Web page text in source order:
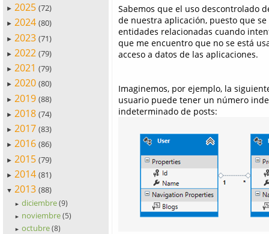
► 2025 (72)
► 2024 (80)
► 2023 (71)
► 2022 (79)
► 2021 (79)
► 2020 (80)
► 2019 (88)
► 2018 (74)
► 2017 (83)
► 2016 (86)
► 2015 (79)
► 2014 (81)
▼ 2013 (88)
► diciembre (9)
► noviembre (5)
► octubre (8)
Sabemos que el uso descontrolado
de nuestra aplicación, puesto que
entidades relacionadas cuando
que me encuentro que no se está
acceso a datos de las aplicaciones.
Imaginemos, por ejemplo, la
usuario puede tener un número
indeterminado de posts: